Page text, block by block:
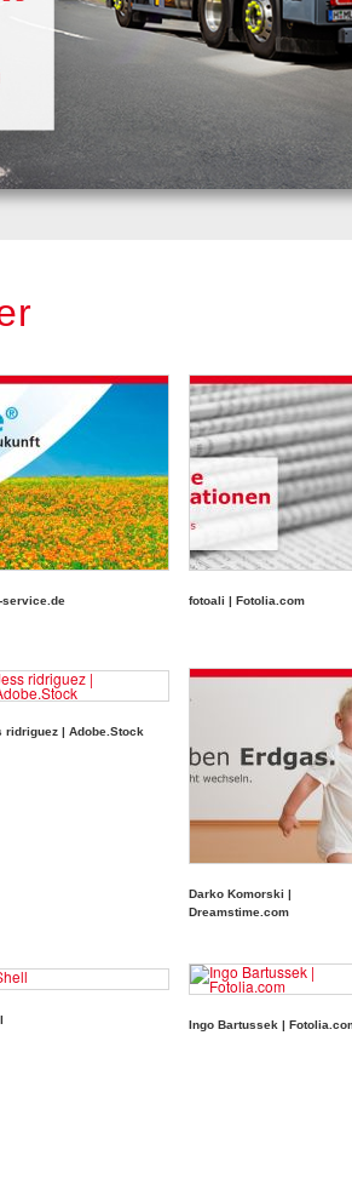
service.de fotoali | Fotolia.com
ridriguez | Adobe.Stock
Darko Komorski |
Dreamstime.com
Ingo Bartussek |